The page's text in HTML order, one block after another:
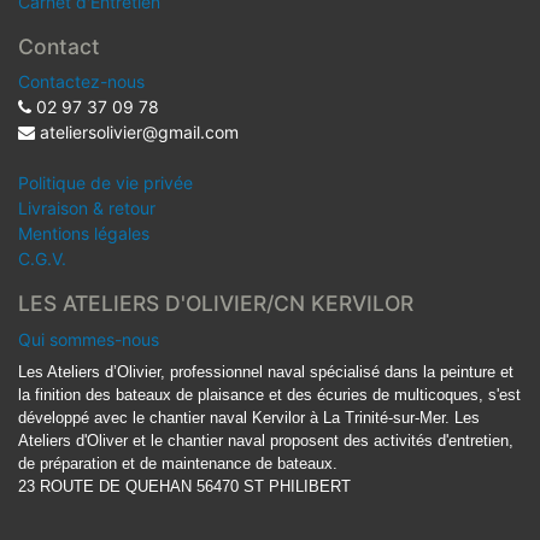
Contact
Contactez-nous
02 97 37 09 78
ateliersolivier@gmail.com
Politique de vie privée
Livraison & retour
Mentions légales
C.G.V.
LES ATELIERS D'OLIVIER/CN KERVILOR
Qui sommes-nous
Les Ateliers d’Olivier, professionnel naval spécialisé dans la peinture et
la finition des bateaux de plaisance et des écuries de multicoques, s'est
développé avec le chantier naval Kervilor à La Trinité-sur-Mer. Les
Ateliers d'Oliver et le chantier naval proposent des activités d'entretien,
de préparation et de maintenance de bateaux.
23 ROUTE DE QUEHAN 56470 ST PHILIBERT